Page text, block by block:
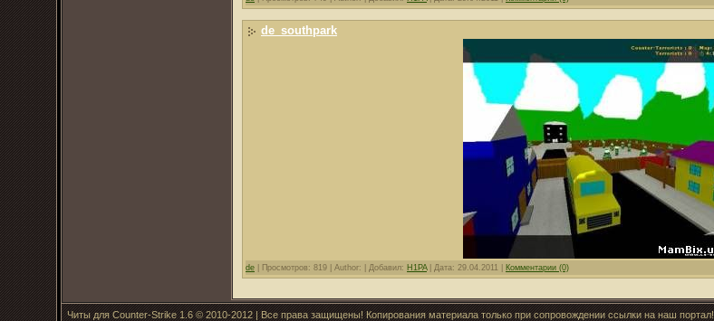
de_southpark
de Просмотров: 819 | Author: | Добавил: H1PA| Дата: 29.04.2011 Комментарии (0)
Читы для Counter-Strike 1.6 © 2010-2012 | Все права защищены! Копирования материала только при сопровождении ссылки на наш портал!